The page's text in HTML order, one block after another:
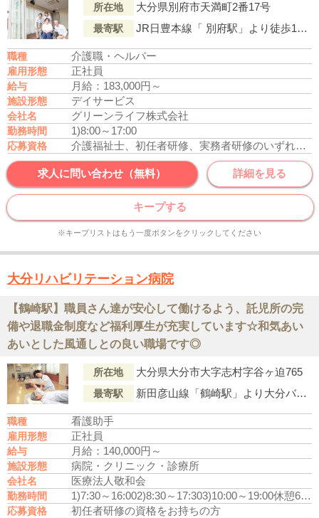
所在地 大分県別府市天満町2番17号
最寄駅 JR日豊本線「 別府駅」より徒歩12分
職種 介護職・ヘルパー
雇用形態 正社員
給与 月給：183,000円～
施設形態 デイサービス
会社名 グリーンライフ株式会社
勤務時間 1)8:00～17:00
応募資格 介護福祉士、初任者研修、実務者研修のいずれかの資格をお持ちの方
求人に問い合わせ（無料） 詳細を見る
キープする
※キープリストはもう一度ボタンをクリックしてください
大分リハビリテーション病院
【鶴崎駅】職員さん達が安心して働けるよう、託児所の完
備や退職金制度など福利厚生が充実しています☆和気あい
あいとした風通しとの良い職場です◎
所在地 大分県大分市大字志村字谷ヶ迫765
最寄駅 新田彦山線「鶴崎駅」より大分バス『城原』行「庄境」下車徒歩4分
職種 看護助手
雇用形態 正社員
給与 月給：140,000円～
施設形態 病院・クリニック・診療所
会社名 医療法人敬和会
勤務時間 1)7:30～16:002)8:30～17:303)10:00～19:00休憩60分
応募資格 初任者研修の資格をお持ちの方